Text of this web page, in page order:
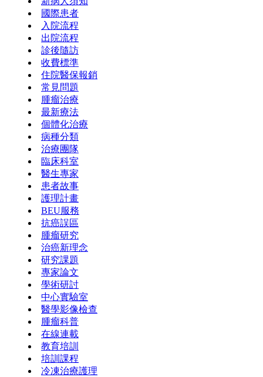
國際患者
入院流程
出院流程
診後隨訪
收費標準
住院醫保報銷
常見問題
腫瘤治療
最新療法
個體化治療
病種分類
治療團隊
臨床科室
醫生專家
患者故事
護理計畫
BEU服務
抗癌誤區
腫瘤研究
治癌新理念
研究課題
專家論文
學術研討
中心實驗室
醫學影像檢查
腫瘤科普
在線連載
教育培訓
培訓課程
冷凍治療護理